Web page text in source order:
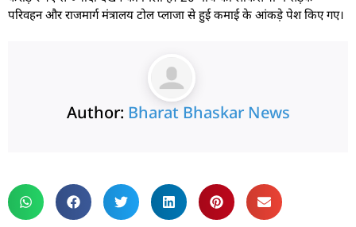
परिवहन और राजमार्ग मंत्रालय टोल प्लाजा से हुई कमाई के आंकड़े पेश किए गए।
Author: Bharat Bhaskar News